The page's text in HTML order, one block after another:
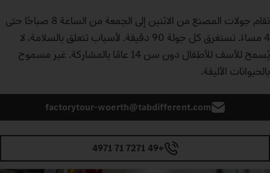
تقام جولات المصنع من الاثنين إلى الجمعة من الساعة 8 صباحًا حتى
4 مساءً. تستغرق كل جولة 90 دقيقة. لأسباب تتعلق بالسلامة، لا
يُسمح للأسف للأطفال دون سن 14 عامًا بالمشاركة. غير مسموح
بالحيوانات الأليفة.
factorytour-woerth@tabdifferent.com
+49 7271 71 4971